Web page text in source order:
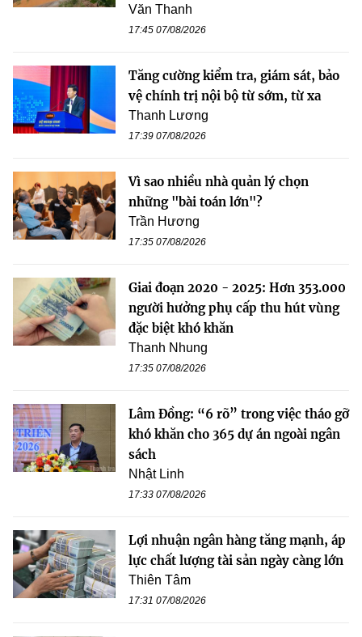
Văn Thanh
17:45 07/08/2026
Tăng cường kiểm tra, giám sát, bảo
vệ chính trị nội bộ từ sớm, từ xa
Thanh Lương
17:39 07/08/2026
Vì sao nhiều nhà quản lý chọn
những "bài toán lớn"?
Trần Hương
17:35 07/08/2026
Giai đoạn 2020 - 2025: Hơn 353.000
người hưởng phụ cấp thu hút vùng
đặc biệt khó khăn
Thanh Nhung
17:35 07/08/2026
Lâm Đồng: “6 rõ” trong việc tháo gỡ
khó khăn cho 365 dự án ngoài ngân
sách
Nhật Linh
17:33 07/08/2026
Lợi nhuận ngân hàng tăng mạnh, áp
lực chất lượng tài sản ngày càng lớn
Thiên Tâm
17:31 07/08/2026